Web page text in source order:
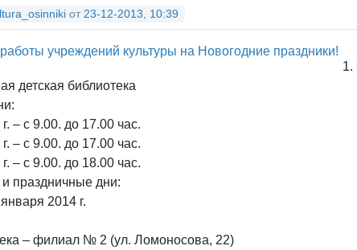
от 23-12-2013, 10:39
1.
детская библиотека
– с 9.00. до 17.00 час.
– с 9.00. до 17.00 час.
– с 9.00. до 18.00 час.
праздничные дни:
2014 г.
– филиал № 2 (ул. Ломоносова, 22)